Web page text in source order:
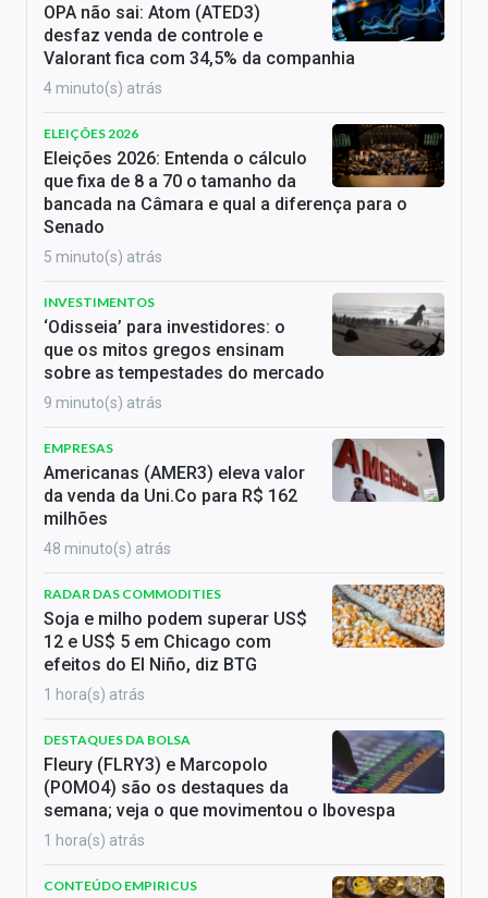
OPA não sai: Atom (ATED3)
desfaz venda de controle e
Valorant fica com 34,5% da companhia
4 minuto(s) atrás
ELEIÇÕES 2026
Eleições 2026: Entenda o cálculo
que fixa de 8 a 70 o tamanho da
bancada na Câmara e qual a diferença para o
Senado
5 minuto(s) atrás
INVESTIMENTOS
‘Odisseia’ para investidores: o
que os mitos gregos ensinam
sobre as tempestades do mercado
9 minuto(s) atrás
EMPRESAS
Americanas (AMER3) eleva valor
da venda da Uni.Co para R$ 162
milhões
48 minuto(s) atrás
RADAR DAS COMMODITIES
Soja e milho podem superar US$
12 e US$ 5 em Chicago com
efeitos do El Niño, diz BTG
1 hora(s) atrás
DESTAQUES DA BOLSA
Fleury (FLRY3) e Marcopolo
(POMO4) são os destaques da
semana; veja o que movimentou o Ibovespa
1 hora(s) atrás
CONTEÚDO EMPIRICUS